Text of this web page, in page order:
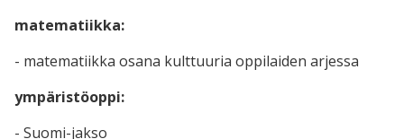
matematiikka:
- matematiikka osana kulttuuria oppilaiden arjessa
ympäristöoppi:
- Suomi-jakso